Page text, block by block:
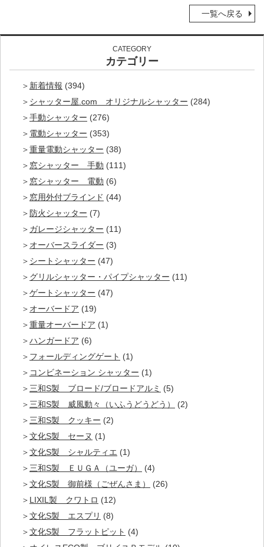
一覧へ戻る
CATEGORY
カテゴリー
新着情報 (394)
シャッター屋.com オリジナルシャッター (284)
手動シャッター (276)
電動シャッター (353)
重量電動シャッター (38)
窓シャッター 手動 (111)
窓シャッター 電動 (6)
窓用外付ブラインド (44)
防火シャッター (7)
ガレージシャッター (11)
オーバースライダー (3)
シートシャッター (47)
グリルシャッター・パイプシャッター (11)
ゲートシャッター (47)
オーバードア (19)
重量オーバードア (1)
ハンガードア (6)
フォールディングゲート (1)
コンビネーション シャッター (1)
三和S製 ブロード/ブロードアルミ (5)
三和S製 威風動々（いふうどうどう）
(2)
三和S製 クッキー (2)
文化S製 セーヌ (1)
文化S製 シャルティエ (1)
三和S製 ＥＵＧＡ（ユーガ）
(4)
文化S製 御前様（ごぜんさま）
(26)
LIXIL製 クワトロ (12)
文化S製 エスプリ (8)
文化S製 フラットピット (4)